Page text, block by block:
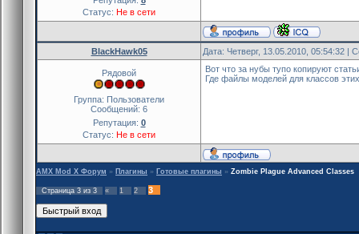
Статус: Не в сети
BlackHawk05 Дата: Четверг, 13.05.2010, 05:54:32 |
Рядовой
Группа: Пользователи
Сообщений: 6
Репутация: 0
Статус: Не в сети
Вот что за нубы тупо копируют
Где файлы моделей для классов
AMX Mod X Форум » Плагины » Готовые плагины » Zombie Plague Advanced Classes
Страница 3 из 3 « 1 2 3